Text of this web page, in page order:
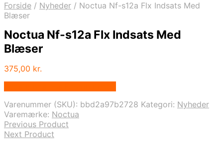
Forside / Nyheder / Noctua Nf-s12a Flx Indsats Med
Blæser
Noctua Nf-s12a Flx Indsats Med
Blæser
375,00 kr.
Varenummer (SKU): bbd2a97b2728 Kategori: Nyheder
Varemærke: Noctua
Previous Product
Next Product